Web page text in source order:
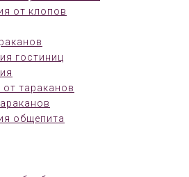
от клопов
гостиниц
тараканов
общепита